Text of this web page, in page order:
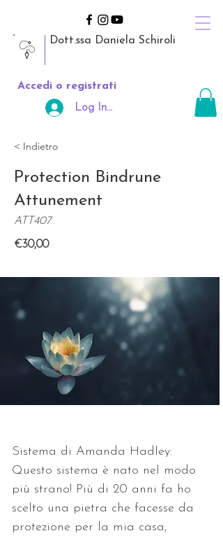
Dott.ssa Daniela Schiroli
Accedi o registrati
Log In Area Riservata
< Indietro
Protection Bindrune
Attunement
ATT407
€30,00
Sistema di Amanda Hadley:
Questo sistema è nato nel modo
più strano! Più di 20 anni fa ho
scelto una pietra che facesse da
protezione per la mia casa,